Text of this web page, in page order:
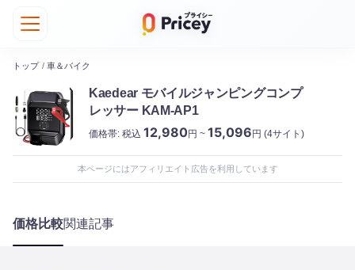
トップ / 車＆バイク
Kaedear モバイルジャンピングコンプ
レッサー KAM-AP1
価格帯: 税込 12,980円 ~ 15,096円 (4サイト)
本ページにはアフィリエイト広告を利用しています
価格比較関連記事